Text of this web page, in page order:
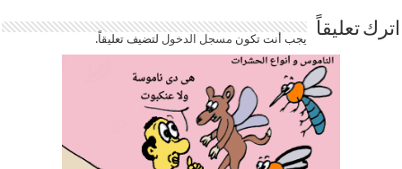
اترك تعليقاً يجب أنت تكون مسجل الدخوللتضيف تعليقاً.